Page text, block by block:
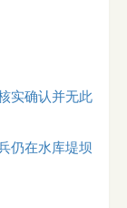
实确认并无此
仍在水库堤坝